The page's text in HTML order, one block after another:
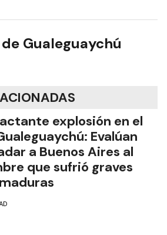
de Gualeguaychú
explosión en el
Evalúan
a Buenos Aires al
que sufrió graves